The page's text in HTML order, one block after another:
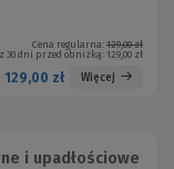
Cena regularna: 129,00 zł
30 dni przed obniżką: 129,00 zł
129,00 zł Więcej
i upadłościowe